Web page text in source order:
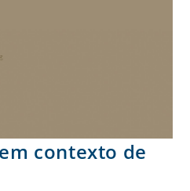
contexto de